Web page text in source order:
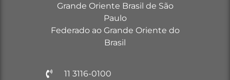
Grande Oriente Brasil de São
Paulo
Federado ao Grande Oriente do
Brasil
11 3116-0100